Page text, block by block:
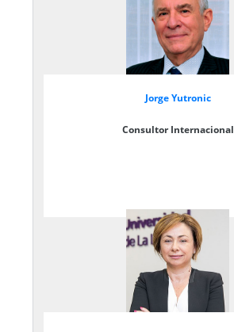
Jorge Yutronic
Consultor Internacional